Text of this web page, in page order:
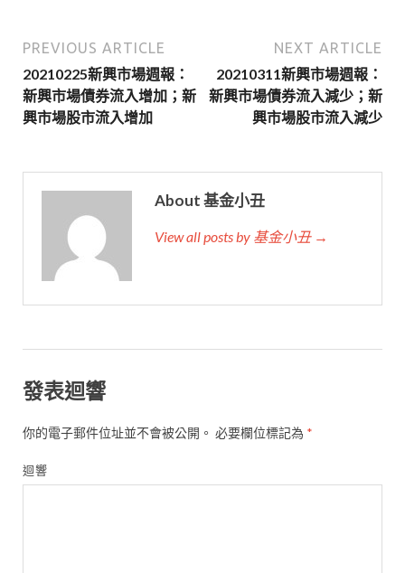
PREVIOUS ARTICLE
20210225新興市場週報：
新興市場債券流入增加；新
興市場股市流入增加
NEXT ARTICLE
20210311新興市場週報：
新興市場債券流入減少；新
興市場股市流入減少
About 基金小丑
View all posts by 基金小丑 →
發表迴響
你的電子郵件位址並不會被公開。 必要欄位標記為 *
迴響